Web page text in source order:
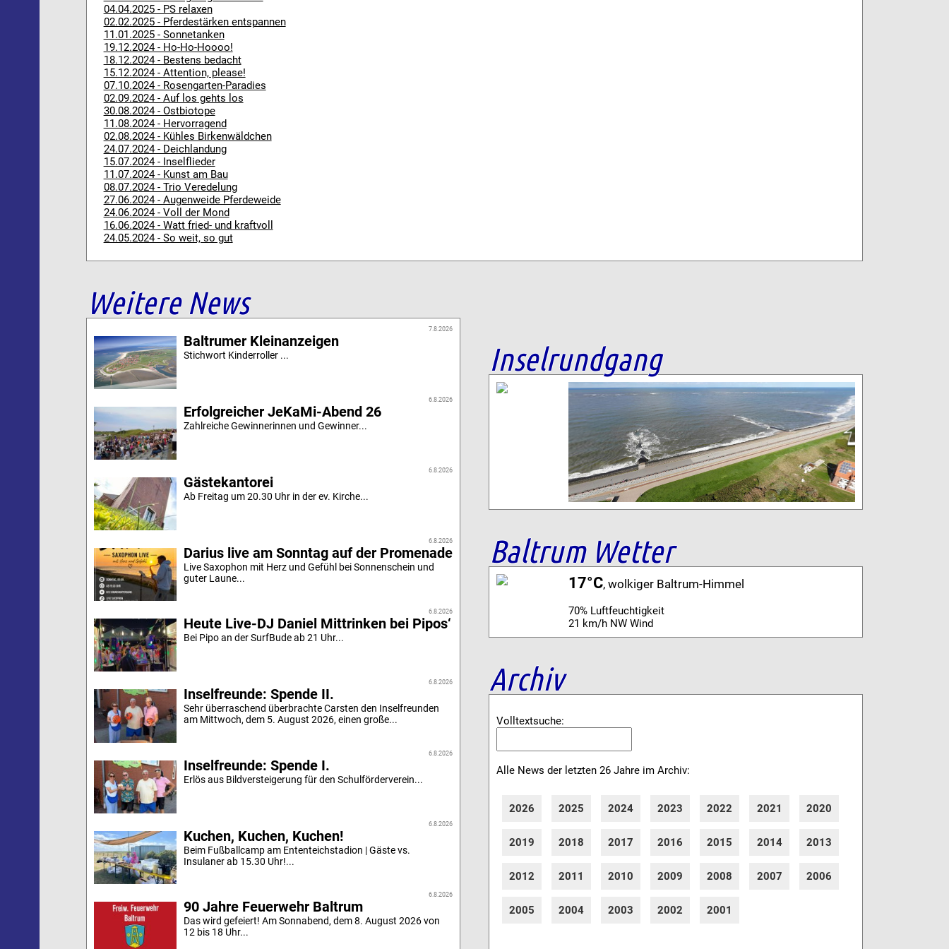
04.04.2025 - PS relaxen
02.02.2025 - Pferdestärken entspannen
11.01.2025 - Sonnetanken
19.12.2024 - Ho-Ho-Hoooo!
18.12.2024 - Bestens bedacht
15.12.2024 - Attention, please!
07.10.2024 - Rosengarten-Paradies
02.09.2024 - Auf los gehts los
30.08.2024 - Ostbiotope
11.08.2024 - Hervorragend
02.08.2024 - Kühles Birkenwäldchen
24.07.2024 - Deichlandung
15.07.2024 - Inselflieder
11.07.2024 - Kunst am Bau
08.07.2024 - Trio Veredelung
27.06.2024 - Augenweide Pferdeweide
24.06.2024 - Voll der Mond
16.06.2024 - Watt fried- und kraftvoll
24.05.2024 - So weit, so gut
Weitere News
7.8.2026
Baltrumer Kleinanzeigen
Stichwort Kinderroller ...
6.8.2026
Erfolgreicher JeKaMi-Abend 26
Zahlreiche Gewinnerinnen und Gewinner...
6.8.2026
Gästekantorei
Ab Freitag um 20.30 Uhr in der ev. Kirche...
6.8.2026
Darius live am Sonntag auf der Promenade
Live Saxophon mit Herz und Gefühl bei Sonnenschein und
guter Laune...
6.8.2026
Heute Live-DJ Daniel Mittrinken bei Pipos‘
Bei Pipo an der SurfBude ab 21 Uhr...
6.8.2026
Inselfreunde: Spende II.
Sehr überraschend überbrachte Carsten den Inselfreunden
am Mittwoch, dem 5. August 2026, einen große...
6.8.2026
Inselfreunde: Spende I.
Erlös aus Bildversteigerung für den Schulförderverein...
6.8.2026
Kuchen, Kuchen, Kuchen!
Beim Fußballcamp am Ententeichstadion | Gäste vs.
Insulaner ab 15.30 Uhr!...
6.8.2026
90 Jahre Feuerwehr Baltrum
Das wird gefeiert! Am Sonnabend, dem 8. August 2026 von
12 bis 18 Uhr...
Inselrundgang
Baltrum Wetter
17°C, wolkiger Baltrum-Himmel
70% Luftfeuchtigkeit
21 km/h NW Wind
Archiv
Volltextsuche:
Alle News der letzten 26 Jahre im Archiv:
2026 2025 2024 2023 2022 2021 2020
2019 2018 2017 2016 2015 2014 2013
2012 2011 2010 2009 2008 2007 2006
2005 2004 2003 2002 2001